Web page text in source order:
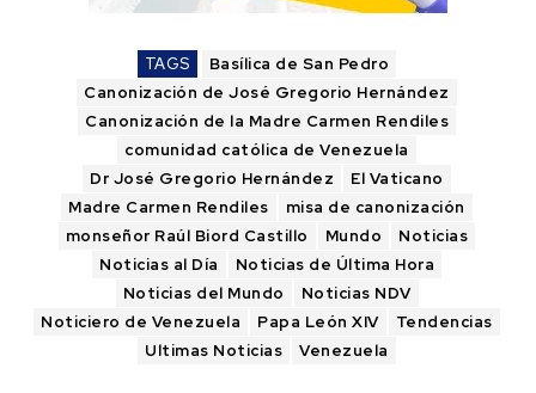
TAGS
Basílica de San Pedro
Canonización de José Gregorio Hernández
Canonización de la Madre Carmen Rendiles
comunidad católica de Venezuela
Dr José Gregorio Hernández
El Vaticano
Madre Carmen Rendiles
misa de canonización
monseñor Raúl Biord Castillo
Mundo
Noticias
Noticias al Día
Noticias de Última Hora
Noticias del Mundo
Noticias NDV
Noticiero de Venezuela
Papa León XIV
Tendencias
Ultimas Noticias
Venezuela